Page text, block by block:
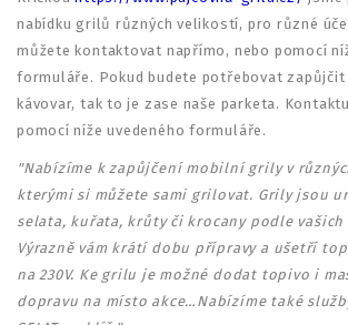
nabídku grilů různých velikostí, pro různé
můžete kontaktovat napřímo, nebo pomocí
formuláře. Pokud budete potřebovat zapůjčit
kávovar, tak to je zase naše parketa.
pomocí níže uvedeného formuláře.
"Nabízíme k zapůjčení mobilní grily v
kterými si můžete sami grilovat. Grily jsou
selata, kuřata, krůty či krocany podle vašich
Výrazně vám krátí dobu přípravy a ušetří
na 230V. Ke grilu je možné dodat topivo i
dopravu na místo akce…Nabízíme také